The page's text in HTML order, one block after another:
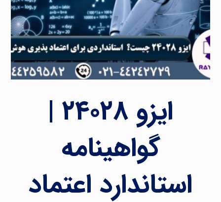
ایزو ۲۴۰۲۸ |
گواهینامه
استاندارد اعتماد